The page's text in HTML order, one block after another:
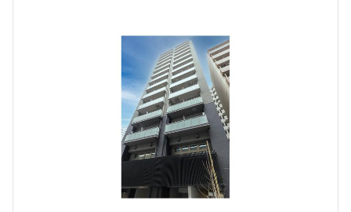
建物施設やお部屋の設備、方位、階数などの絞り込みが